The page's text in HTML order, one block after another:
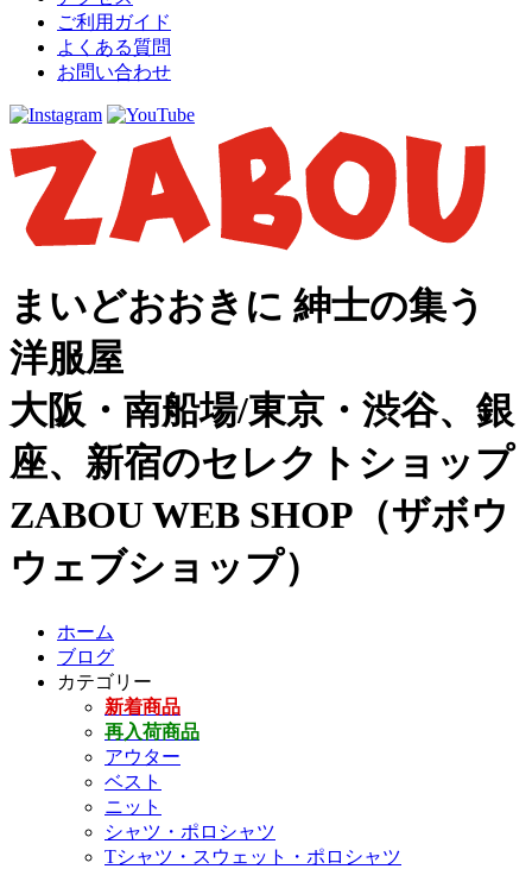
ご利用ガイド
よくある質問
お問い合わせ
まいどおおきに 紳士の集う
洋服屋
大阪・南船場/東京・渋谷、銀
座、新宿のセレクトショップ
ZABOU WEB SHOP（ザボウ
ウェブショップ）
ホーム
ブログ
カテゴリー
新着商品
再入荷商品
アウター
ベスト
ニット
シャツ・ポロシャツ
Tシャツ・スウェット・ポロシャツ